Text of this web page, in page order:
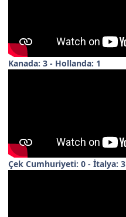
Kanada: 3 - Hollanda: 1
Çek Cumhuriyeti: 0 - İtalya: 3